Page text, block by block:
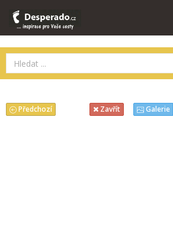
Předchozí Zavřít Galerie